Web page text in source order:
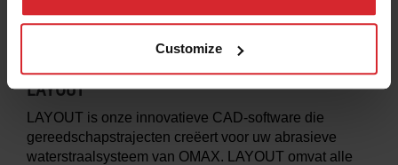
Customize
LAYOUT
LAYOUT is onze innovatieve CAD-software die
gereedschapstrajecten creëert voor uw abrasieve
waterstraalsysteem van OMAX. LAYOUT omvat alle